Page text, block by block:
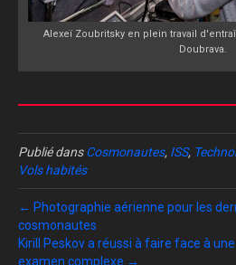
Alexeï Zoubritsky en plein travail
Doubrava.
Publié dansCosmonautes, ISS,
Vols habités
← Photographie aérienne pour les
cosmonautes
Kirill Peskov a réussi à faire face à
examen complexe →